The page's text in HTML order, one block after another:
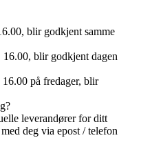
blir godkjent samme
blir godkjent dagen
på fredager, blir
leverandører for ditt
deg via epost / telefon